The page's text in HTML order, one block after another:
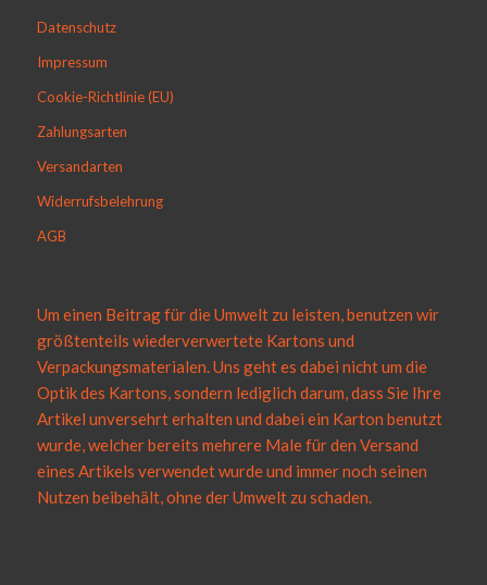
Datenschutz
Impressum
Cookie-Richtlinie (EU)
Zahlungsarten
Versandarten
Widerrufsbelehrung
AGB
Um einen Beitrag für die Umwelt zu leisten, benutzen wir
größtenteils wiederverwertete Kartons und
Verpackungsmaterialen. Uns geht es dabei nicht um die
Optik des Kartons, sondern lediglich darum, dass Sie Ihre
Artikel unversehrt erhalten und dabei ein Karton benutzt
wurde, welcher bereits mehrere Male für den Versand
eines Artikels verwendet wurde und immer noch seinen
Nutzen beibehält, ohne der Umwelt zu schaden.